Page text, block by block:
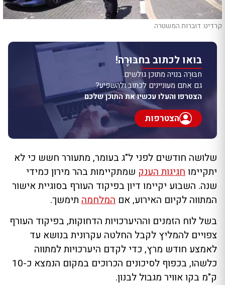
קרדיט: דוברות המשטרה
בואו לכתוב בחבּוּרֶה!
חבּוּרֶה בנויה מתוכן גולשים.
גם אתם מעוניינים לכתוב ולהשפיע?
הצטרפו והעלו עכשיו את התוכן שלכם
הצטרפות
שלושה חודשים לפני ל"ג בעומר, מתעורר חשש כי לא
יתקיימו חגיגות הענק שמתקיימות בהר מירון כמידי
שנה. השבוע יקיימו דיון בפיקוד העורף בסוגיית אישור
המתווה לקיום האירוע, אם המלחמה תימשך.
בשל לוח הזמנים וההיערכויות הדחוקות, בפיקוד העורף
צפויים להמליץ לקבל החלטה עקרונית בנושא עד
לאמצע חודש מרץ, כדי לקדם היערכויות למתווה
כלשהו, בכפוף לסיכונים הכרוכים במקום הנמצא כ-10
ק"מ בקו אוויר מגבול לבנון.